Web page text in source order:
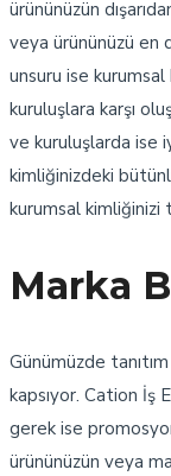
ürününüzün
veya ürününüzü en
unsuru ise
kuruluşlara karşı
ve kuruluşlarda ise
kimliğinizdeki
kurumsal kimliğinizi
Marka
Günümüzde
kapsıyor. Cation İş
gerek ise
ürününüzün veya